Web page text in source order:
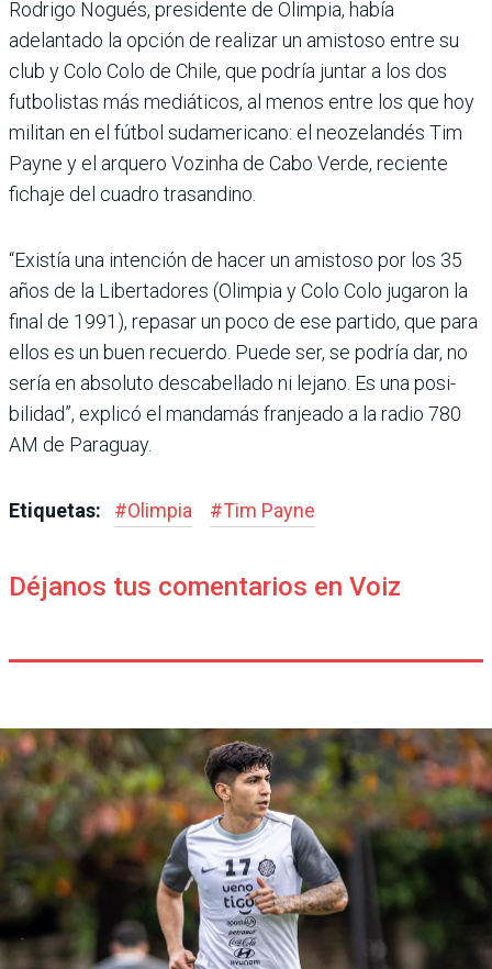
Rodrigo Nogués, presidente de Olimpia, había
adelantado la opción de realizar un amis­toso entre su
club y Colo Colo de Chile, que podría juntar a los dos
futbolistas más mediá­ticos, al menos entre los que hoy
militan en el fútbol suda­mericano: el neozelandés Tim
Payne y el arquero Vozinha de Cabo Verde, reciente
fichaje del cuadro trasandino.
“Existía una intención de hacer un amistoso por los 35
años de la Libertadores (Olimpia y Colo Colo jugaron la
final de 1991), repasar un poco de ese partido, que para
ellos es un buen recuerdo. Puede ser, se podría dar, no
sería en absoluto descabe­llado ni lejano. Es una posi­
bilidad”, explicó el mandamás franjeado a la radio 780
AM de Paraguay.
Etiquetas: #Olimpia #Tim Payne
Déjanos tus comentarios en Voiz